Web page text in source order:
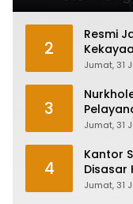
2
Resmi
Jumat, 31
3
Jumat, 31
4
Kantor
Disasar
Jumat, 31